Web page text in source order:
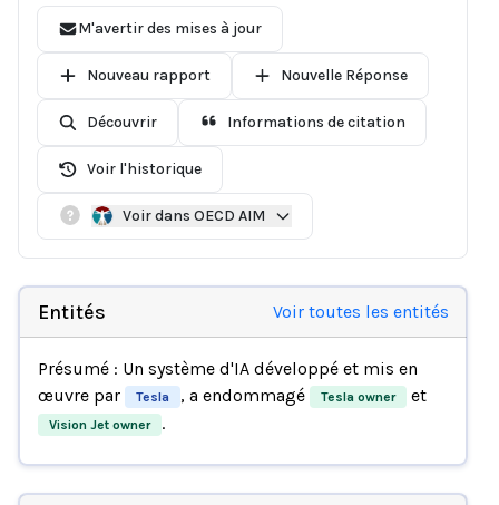
M'avertir des mises à jour
Nouveau rapport Nouvelle Réponse
Découvrir Informations de citation
Voir l'historique
Voir dans OECD AIM
Entités Voir toutes les entités
Présumé : Un système d'IA développé et mis en
œuvre par
Tesla , a endommagé Tesla owner et
Vision Jet owner .